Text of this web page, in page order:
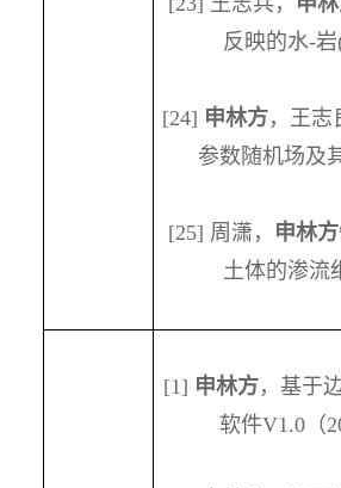
反映的水-岩
[24] 申林方，王志
参数随机场及
[25] 周潇 ， 申林方
土体的渗流
[1] 申林方，基于
软件V1.0 （